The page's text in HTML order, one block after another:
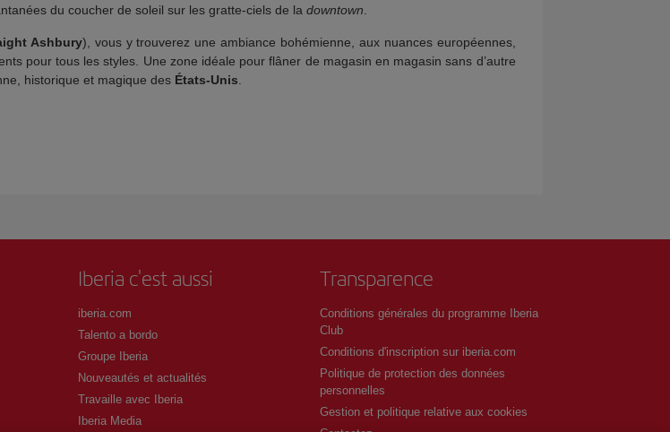
du coucher de soleil sur les gratte-ciels de la downtown.
Ashbury), vous y trouverez une ambiance bohémienne, aux nuances européennes,
pour tous les styles. Une zone idéale pour flâner de magasin en magasin sans d’autre
historique et magique des États-Unis.
Iberia c'est aussi
iberia.com
Talento a bordo
Groupe Iberia
Nouveautés et actualités
Travaille avec Iberia
Iberia Media
Transparence
Conditions générales du programme Iberia
Club
Conditions d'inscription sur iberia.com
Politique de protection des données
personnelles
Gestion et politique relative aux cookies